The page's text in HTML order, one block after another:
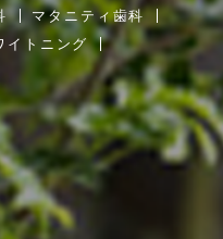
マタニティ歯科
イトニング